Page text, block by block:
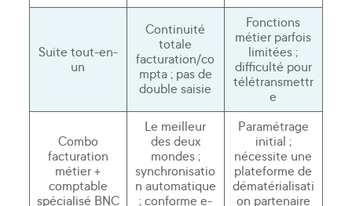
Suite tout-en-
un
Continuité
totale
facturation/co
mpta ; pas de
double saisie
Fonctions
métier parfois
limitées ;
difficulté pour
télétransmettr
e
Combo
facturation
métier +
comptable
spécialisé BNC
Le meilleur
des deux
mondes ;
synchronisatio
n automatique
; conforme e-
Paramétrage
initial ;
nécessite une
plateforme de
dématérialisati
on partenaire